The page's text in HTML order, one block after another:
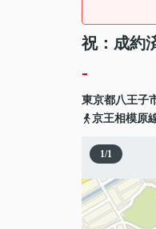
祝：成約
-
東京都八王子
京王相模原
1/1